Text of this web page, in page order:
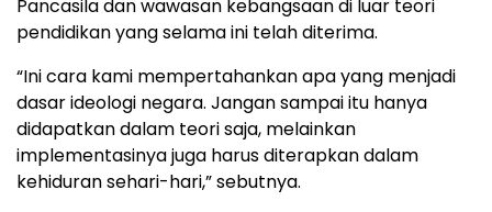
Pancasila dan wawasan kebangsaan di luar teori
pendidikan yang selama ini telah diterima.
“Ini cara kami mempertahankan apa yang menjadi
dasar ideologi negara. Jangan sampai itu hanya
didapatkan dalam teori saja, melainkan
implementasinya juga harus diterapkan dalam
kehiduran sehari-hari,” sebutnya.